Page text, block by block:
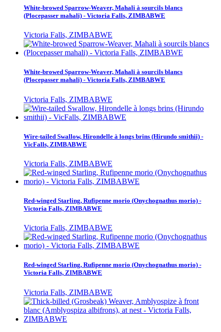
White-browed Sparrow-Weaver, Mahali à sourcils blancs
(Plocepasser mahali) - Victoria Falls, ZIMBABWE
Victoria Falls, ZIMBABWE
White-browed Sparrow-Weaver, Mahali à sourcils blancs
(Plocepasser mahali) - Victoria Falls, ZIMBABWE
Victoria Falls, ZIMBABWE
Wire-tailed Swallow, Hirondelle à longs brins (Hirundo smithii) -
VicFalls, ZIMBABWE
Victoria Falls, ZIMBABWE
Red-winged Starling, Rufipenne morio (Onychognathus morio) -
Victoria Falls, ZIMBABWE
Victoria Falls, ZIMBABWE
Red-winged Starling, Rufipenne morio (Onychognathus morio) -
Victoria Falls, ZIMBABWE
Victoria Falls, ZIMBABWE